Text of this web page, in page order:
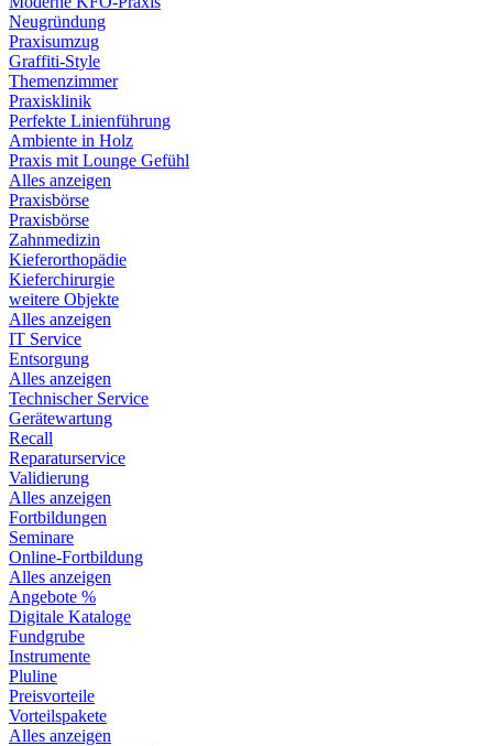
Neugründung
Praxisumzug
Graffiti-Style
Themenzimmer
Praxisklinik
Perfekte Linienführung
Ambiente in Holz
Praxis mit Lounge Gefühl
Alles anzeigen
Praxisbörse
Praxisbörse
Zahnmedizin
Kieferorthopädie
Kieferchirurgie
weitere Objekte
Alles anzeigen
IT Service
Entsorgung
Alles anzeigen
Technischer Service
Gerätewartung
Recall
Reparaturservice
Validierung
Alles anzeigen
Fortbildungen
Seminare
Online-Fortbildung
Alles anzeigen
Angebote %
Digitale Kataloge
Fundgrube
Instrumente
Pluline
Preisvorteile
Vorteilspakete
Alles anzeigen